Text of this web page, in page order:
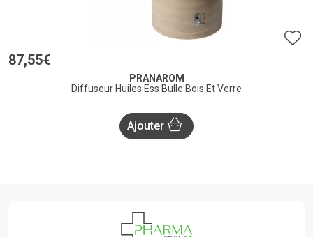
87,55€
PRANAROM
Diffuseur Huiles Ess Bulle Bois Et Verre
Ajouter